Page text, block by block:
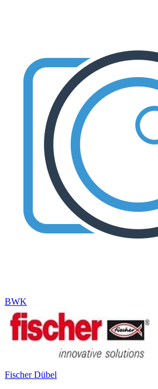
BWK
Fischer Dübel